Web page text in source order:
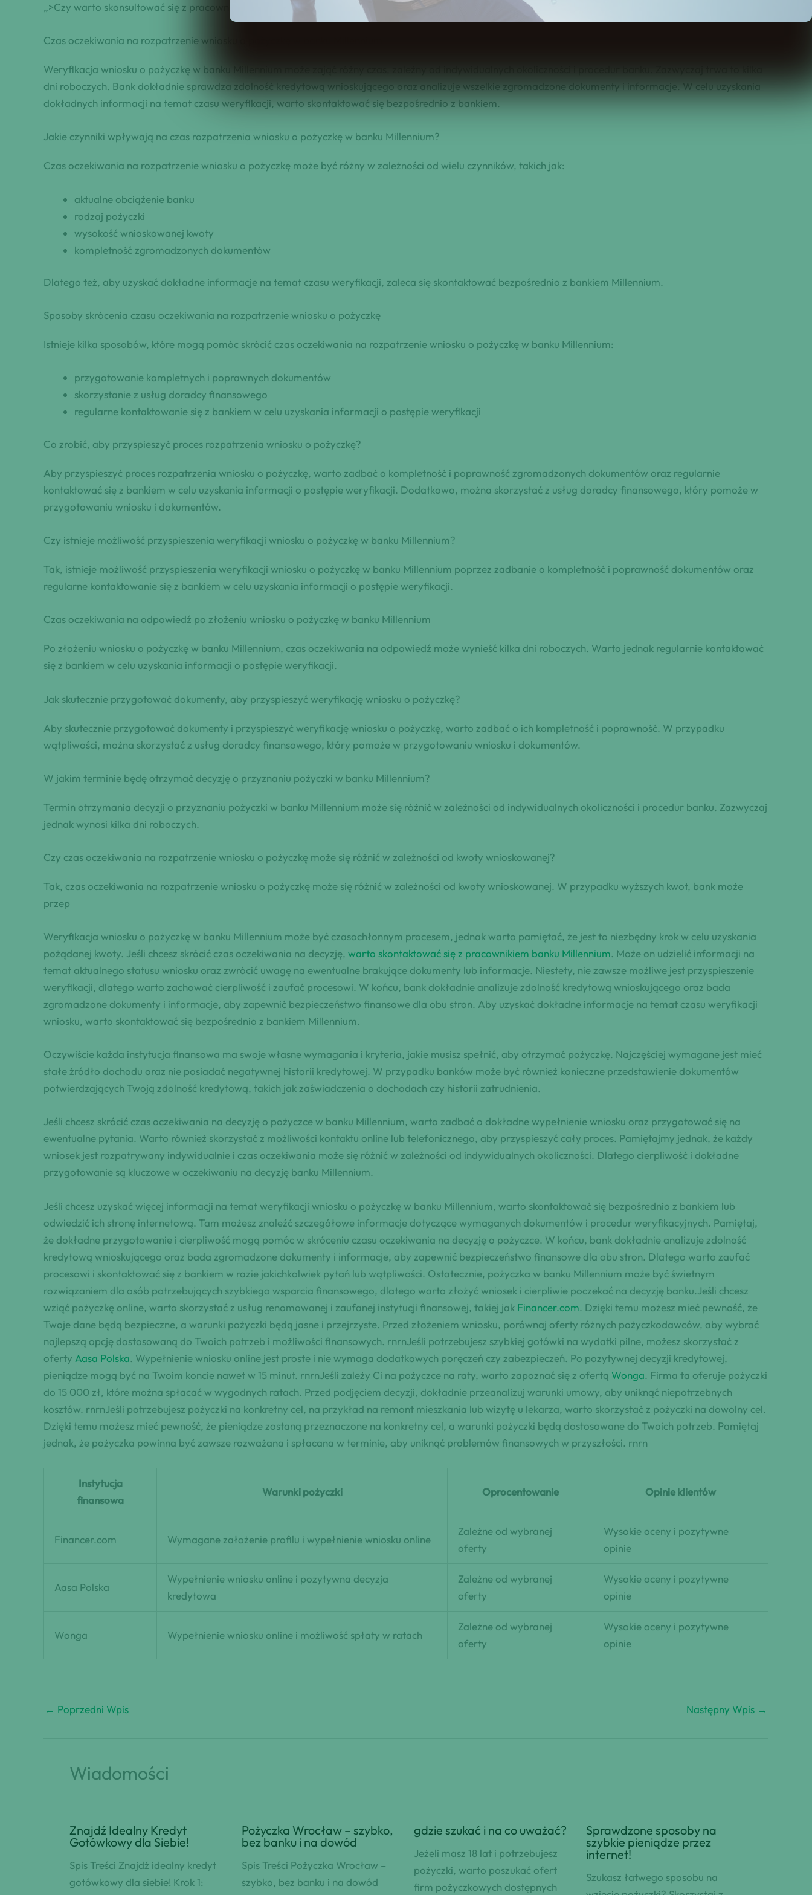
„>Czy warto skonsultować się z pracownikiem banku?
Czas oczekiwania na rozpatrzenie wniosku o pożyczkę w banku Millennium
Weryfikacja wniosku o pożyczkę w banku Millennium może zająć różny czas, zależny od indywidualnych okoliczności i procedur banku. Zazwyczaj trwa to kilka
dni roboczych. Bank dokładnie sprawdza zdolność kredytową wnioskującego oraz analizuje wszelkie zgromadzone dokumenty i informacje. W celu uzyskania
dokładnych informacji na temat czasu weryfikacji, warto skontaktować się bezpośrednio z bankiem.
Jakie czynniki wpływają ​na⁤ czas rozpatrzenia wniosku o pożyczkę w banku Millennium?
Czas oczekiwania na rozpatrzenie wniosku o pożyczkę może być różny w zależności od wielu czynników, takich jak:
aktualne obciążenie banku
rodzaj pożyczki
wysokość wnioskowanej ​kwoty
kompletność zgromadzonych dokumentów
Dlatego też, aby uzyskać dokładne informacje na temat czasu weryfikacji, zaleca się skontaktować bezpośrednio z bankiem Millennium.
Sposoby skrócenia czasu oczekiwania na rozpatrzenie wniosku o pożyczkę
Istnieje kilka sposobów, które mogą pomóc skrócić czas oczekiwania na rozpatrzenie wniosku o pożyczkę w banku Millennium:
przygotowanie kompletnych i poprawnych dokumentów
skorzystanie z usług doradcy finansowego
regularne kontaktowanie się z bankiem w celu uzyskania informacji o postępie weryfikacji
Co zrobić, aby przyspieszyć proces rozpatrzenia wniosku o pożyczkę?
Aby przyspieszyć proces rozpatrzenia wniosku o pożyczkę, warto zadbać o kompletność i poprawność zgromadzonych dokumentów oraz regularnie
kontaktować się z bankiem w celu uzyskania informacji o postępie weryfikacji. Dodatkowo, można skorzystać z usług doradcy finansowego, który pomoże w
przygotowaniu wniosku i dokumentów.
Czy istnieje⁤ możliwość przyspieszenia weryfikacji‍ wniosku o pożyczkę w‌ banku Millennium?
Tak, istnieje możliwość przyspieszenia weryfikacji wniosku o pożyczkę w banku Millennium poprzez zadbanie o kompletność i poprawność dokumentów oraz
regularne kontaktowanie się z bankiem w celu uzyskania informacji o postępie weryfikacji.
Czas oczekiwania ⁤na odpowiedź po złożeniu wniosku‍ o pożyczkę w banku ⁣Millennium
Po złożeniu wniosku o pożyczkę w banku Millennium, czas oczekiwania na odpowiedź może wynieść kilka dni roboczych. Warto jednak regularnie kontaktować
się z bankiem w celu uzyskania informacji o postępie weryfikacji.
Jak skutecznie przygotować dokumenty, aby ⁣przyspieszyć weryfikację wniosku o pożyczkę?
Aby skutecznie przygotować dokumenty i przyspieszyć weryfikację wniosku o pożyczkę, warto zadbać o ich kompletność i poprawność. W przypadku
wątpliwości, można skorzystać z usług doradcy finansowego, który pomoże w przygotowaniu wniosku i dokumentów.
W jakim terminie będę otrzymać decyzję o ‌przyznaniu pożyczki w banku Millennium?
Termin otrzymania decyzji o przyznaniu pożyczki w banku Millennium może się różnić w zależności od indywidualnych okoliczności i procedur banku. Zazwyczaj
jednak wynosi kilka dni roboczych.
Czy czas oczekiwania na rozpatrzenie wniosku o pożyczkę‌ może‌ się różnić w zależności od kwoty wnioskowanej?
Tak, czas oczekiwania na rozpatrzenie wniosku o pożyczkę może się różnić w zależności od kwoty wnioskowanej. W przypadku wyższych kwot, bank może
przep
Weryfikacja wniosku o pożyczkę w banku Millennium może być czasochłonnym procesem, jednak warto pamiętać, że jest to niezbędny krok w celu uzyskania
pożądanej kwoty. Jeśli chcesz skrócić czas oczekiwania na decyzję, warto skontaktować się z pracownikiem banku Millennium. Może on udzielić informacji na
temat aktualnego statusu wniosku oraz zwrócić uwagę na ewentualne brakujące dokumenty lub informacje. Niestety, nie zawsze możliwe jest przyspieszenie
weryfikacji, dlatego warto zachować cierpliwość i zaufać procesowi. W końcu, bank dokładnie analizuje zdolność kredytową wnioskującego oraz bada
zgromadzone dokumenty i informacje, aby zapewnić bezpieczeństwo finansowe dla obu stron. Aby uzyskać dokładne informacje na temat czasu weryfikacji
wniosku, warto skontaktować się bezpośrednio z bankiem Millennium.
Oczywiście każda instytucja finansowa ma swoje własne wymagania i kryteria, jakie musisz spełnić, aby otrzymać pożyczkę. Najczęściej wymagane jest mieć
stałe źródło dochodu oraz nie posiadać negatywnej historii kredytowej. W przypadku banków może być również konieczne przedstawienie dokumentów
potwierdzających Twoją zdolność kredytową, takich jak zaświadczenia o dochodach czy historii zatrudnienia.
Jeśli chcesz skrócić czas oczekiwania na decyzję o pożyczce w banku Millennium, warto zadbać o dokładne wypełnienie wniosku oraz przygotować się na
ewentualne pytania. Warto również skorzystać z możliwości kontaktu online lub telefonicznego, aby przyspieszyć cały proces. Pamiętajmy jednak, że każdy
wniosek jest rozpatrywany indywidualnie i czas oczekiwania może się różnić w zależności od indywidualnych okoliczności. Dlatego cierpliwość i dokładne
przygotowanie są kluczowe w oczekiwaniu na decyzję banku Millennium.
Jeśli chcesz uzyskać więcej informacji na temat weryfikacji wniosku o pożyczkę w banku Millennium, warto skontaktować się bezpośrednio z bankiem lub
odwiedzić ich stronę internetową. Tam możesz znaleźć szczegółowe informacje dotyczące wymaganych dokumentów i procedur weryfikacyjnych. Pamiętaj,
że dokładne przygotowanie i cierpliwość mogą pomóc w skróceniu czasu oczekiwania na decyzję o pożyczce. W końcu, bank dokładnie analizuje zdolność
kredytową wnioskującego oraz bada zgromadzone dokumenty i informacje, aby zapewnić bezpieczeństwo finansowe dla obu stron. Dlatego warto zaufać
procesowi i skontaktować się z bankiem w razie jakichkolwiek pytań lub wątpliwości. Ostatecznie, pożyczka w banku Millennium może być świetnym
rozwiązaniem dla osób potrzebujących szybkiego wsparcia finansowego, dlatego warto złożyć wniosek i cierpliwie poczekać na decyzję banku.Jeśli chcesz
wziąć pożyczkę online, warto skorzystać z usług renomowanej i zaufanej instytucji finansowej, takiej jak Financer.com. Dzięki temu możesz mieć pewność, że
Twoje dane będą bezpieczne, a warunki pożyczki będą jasne i przejrzyste. Przed złożeniem wniosku, porównaj oferty różnych pożyczkodawców, aby wybrać
najlepszą opcję dostosowaną do Twoich potrzeb i możliwości finansowych. rnrnJeśli potrzebujesz szybkiej gotówki na wydatki pilne, możesz skorzystać z
oferty Aasa Polska. Wypełnienie wniosku online jest proste i nie wymaga dodatkowych poręczeń czy zabezpieczeń. Po pozytywnej decyzji kredytowej,
pieniądze mogą być na Twoim koncie nawet w 15 minut. rnrnJeśli zależy Ci na pożyczce na raty, warto zapoznać się z ofertą Wonga. Firma ta oferuje pożyczki
do 15 000 zł, które można spłacać w wygodnych ratach. Przed podjęciem decyzji, dokładnie przeanalizuj warunki umowy, aby uniknąć niepotrzebnych
kosztów. rnrnJeśli potrzebujesz pożyczki na konkretny cel, na przykład na remont mieszkania lub wizytę u lekarza, warto skorzystać z pożyczki na dowolny cel.
Dzięki temu możesz mieć pewność, że pieniądze zostaną przeznaczone na konkretny cel, a warunki pożyczki będą dostosowane do Twoich potrzeb. Pamiętaj
jednak, że pożyczka powinna być zawsze rozważana i spłacana w terminie, aby uniknąć problemów finansowych w przyszłości. rnrn
Instytucja
finansowa
Warunki pożyczki Oprocentowanie Opinie klientów
Financer.com Wymagane założenie profilu i wypełnienie wniosku online
Zależne od wybranej
oferty
Wysokie oceny i pozytywne
opinie
Aasa Polska
Wypełnienie wniosku online i pozytywna decyzja
kredytowa
Zależne od wybranej
oferty
Wysokie oceny i pozytywne
opinie
Wonga Wypełnienie wniosku online i możliwość spłaty w ratach
Zależne od wybranej
oferty
Wysokie oceny i pozytywne
opinie
← Poprzedni Wpis Następny Wpis →
Wiadomości
Znajdź Idealny Kredyt
Gotówkowy dla Siebie!
Spis Treści Znajdź idealny kredyt
gotówkowy dla siebie! Krok 1:
Pożyczka Wrocław – szybko,
bez banku i na dowód
Spis Treści Pożyczka Wrocław –
szybko, bez banku i na dowód
gdzie szukać i na co uważać?
Jeżeli masz 18 lat i potrzebujesz
pożyczki, warto poszukać ofert
firm pożyczkowych dostępnych
Sprawdzone sposoby na
szybkie pieniądze przez
internet!
Szukasz łatwego sposobu na